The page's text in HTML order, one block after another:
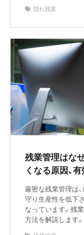
隠れ残業
残業管理はな
くなる原因、
厳密な残業管理は
守り生産性を低下
なっています。残
方法を解説します。